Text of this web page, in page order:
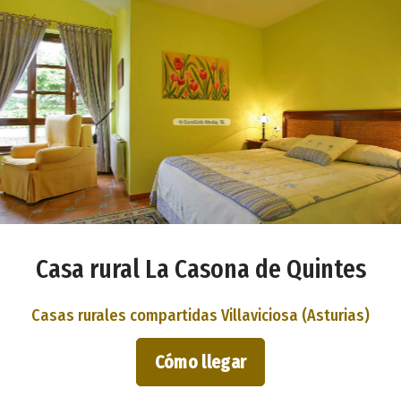
Casa rural La Casona de Quintes
Casas rurales compartidas Villaviciosa (Asturias)
Cómo llegar